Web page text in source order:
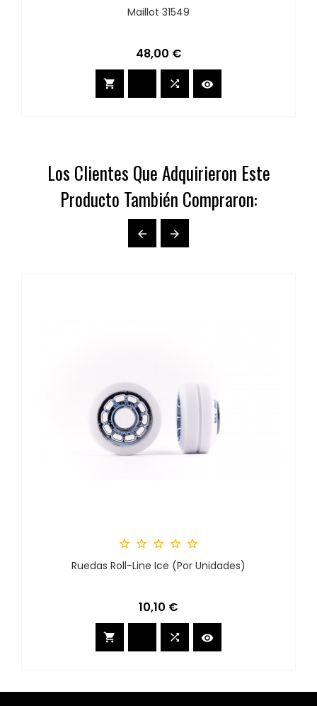
Maillot 31549
Preis
48,00 €
  
Los Clientes Que Adquirieron Este
Producto También Compraron:
 
    
Ruedas Roll-Line Ice (por Unidades)
Precio
10,10 €
  